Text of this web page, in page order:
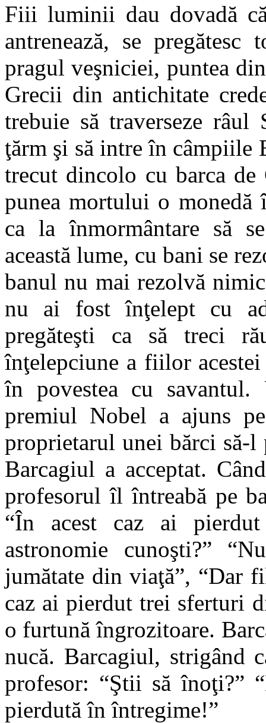
Fiii luminii dau dovadă
antrenează, se
pragul veşniciei, puntea
Grecii din antichitate
trebuie să traverseze
ţărm şi să intre în câmpiile
trecut dincolo cu barca de
punea mortului o
ca la înmormântare să
această lume, cu bani se
banul nu mai rezolvă
nu ai fost înţelept cu
pregăteşti ca să treci
înţelepciune a fiilor
în povestea cu
premiul Nobel a ajuns
proprietarul unei bărci să-l
Barcagiul a acceptat.
profesorul îl întreabă pe
“În acest caz ai
astronomie cunoşti?”
jumătate din viaţă”, “Dar
caz ai pierdut trei sferturi
o furtună îngrozitoare.
nucă. Barcagiul, strigând
profesor: “Ştii să înoţi?”
pierdută în întregime!”